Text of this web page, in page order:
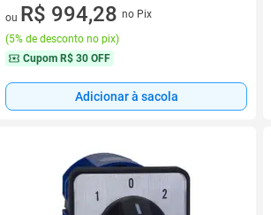
7 vez de R$ 149,52 sem juros
ou R$ 994,28 no Pix
(5% de desconto no pix)
Cupom R$ 30 OFF
Adicionar à sacola